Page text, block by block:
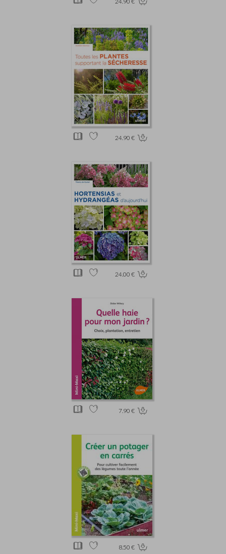
24.90 €
24.00 €
7.90 €
8.50 €